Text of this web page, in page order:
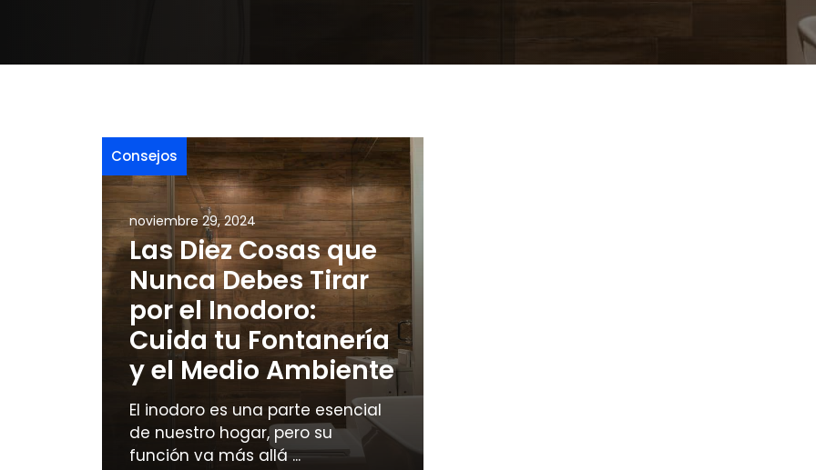
Consejos
noviembre 29, 2024
Las Diez Cosas que
Nunca Debes Tirar
por el Inodoro:
Cuida tu Fontanería
y el Medio Ambiente
El inodoro es una parte esencial
de nuestro hogar, pero su
función va más allá ...